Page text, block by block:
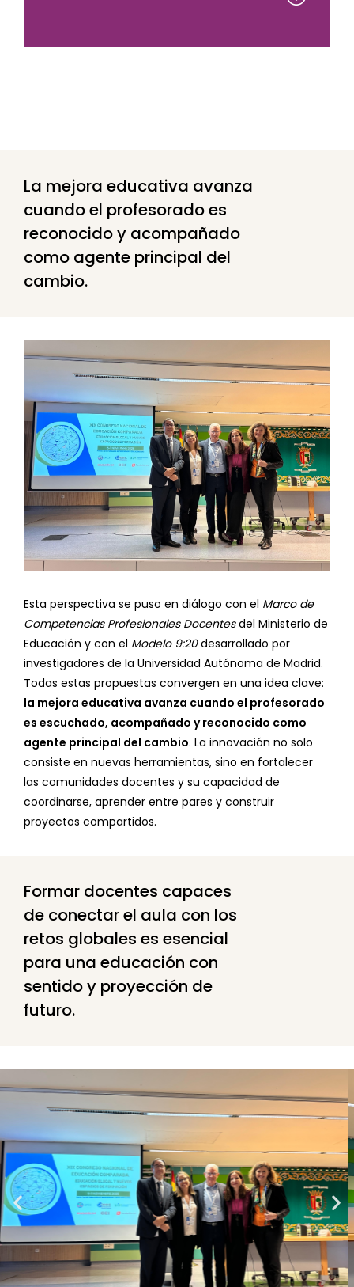
La mejora educativa avanza
cuando el profesorado es
reconocido y acompañado
como agente principal del
cambio.
Esta perspectiva se puso en diálogo con el Marco de
Competencias Profesionales Docentesdel Ministerio de
Educación y con el Modelo 9:20desarrollado por
investigadores de la Universidad Autónoma de Madrid.
Todas estas propuestas convergen en una idea clave:
la mejora educativa avanza cuando el profesorado
es escuchado, acompañado y reconocido como
agente principal del cambio. La innovación no solo
consiste en nuevas herramientas, sino en fortalecer
las comunidades docentes y su capacidad de
coordinarse, aprender entre pares y construir
proyectos compartidos.
Formar docentes capaces
de conectar el aula con los
retos globales es esencial
para una educación con
sentido y proyección de
futuro.